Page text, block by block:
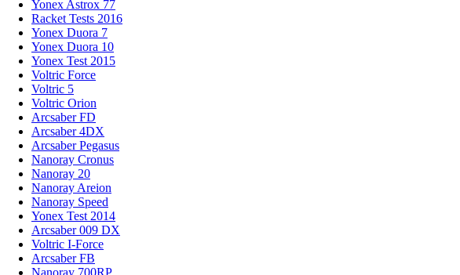
Yonex Astrox 77
Racket Tests 2016
Yonex Duora 7
Yonex Duora 10
Yonex Test 2015
Voltric Force
Voltric 5
Voltric Orion
Arcsaber FD
Arcsaber 4DX
Arcsaber Pegasus
Nanoray Cronus
Nanoray 20
Nanoray Areion
Nanoray Speed
Yonex Test 2014
Arcsaber 009 DX
Voltric I-Force
Arcsaber FB